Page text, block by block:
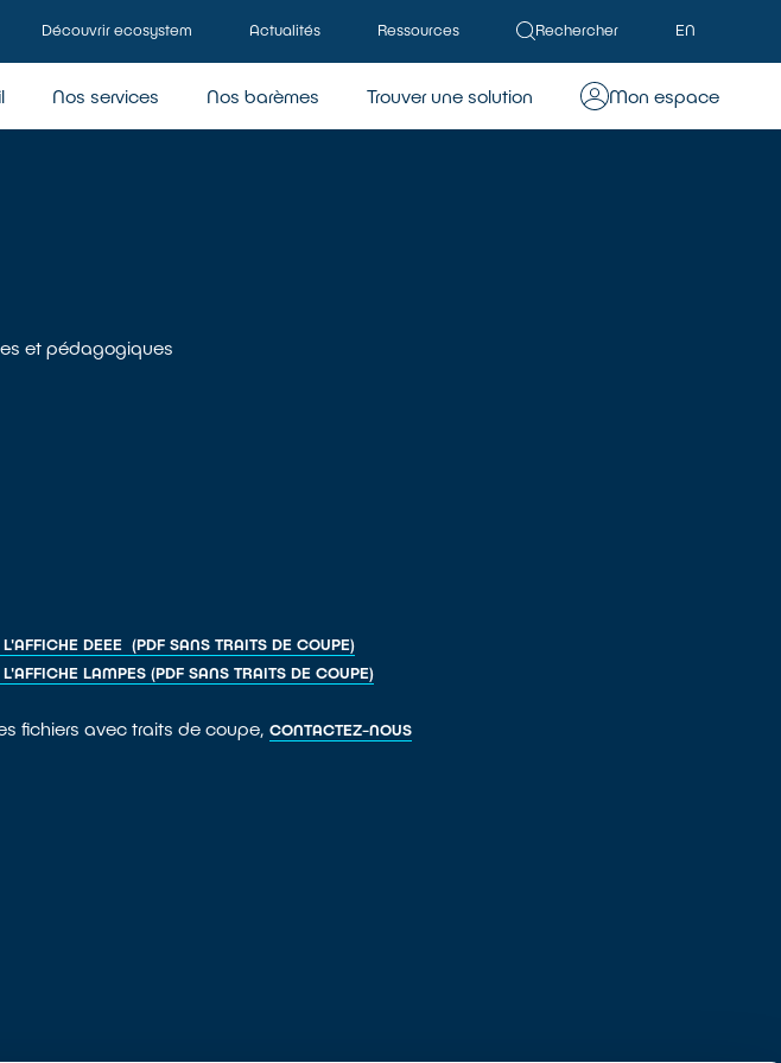
Découvrir ecosystem Actualités Ressources Rechercher EN
Nos services Nos barèmes Trouver une solution Mon espace
et pédagogiques
DEEE (PDF SANS TRAITS DE COUPE)
LAMPES (PDF SANS TRAITS DE COUPE)
fichiers avec traits de coupe,CONTACTEZ-NOUS